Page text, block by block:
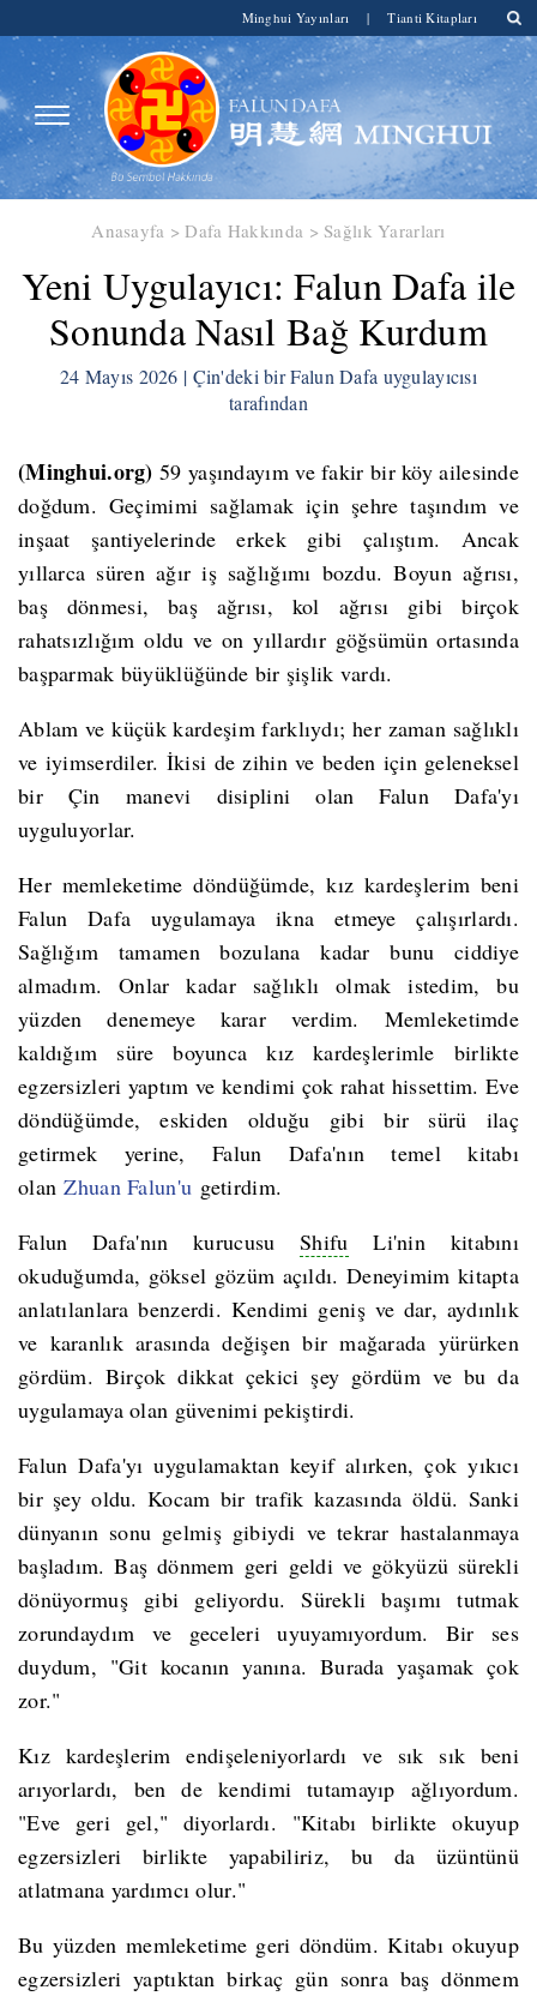
Minghui Yayınları | Tianti Kitapları
Anasayfa >Dafa Hakkında >Sağlık Yararları
​Yeni Uygulayıcı: Falun Dafa ile
Sonunda Nasıl Bağ Kurdum
24 Mayıs 2026 | Çin'deki bir Falun Dafa uygulayıcısı
tarafından
(Minghui.org)59 yaşındayım ve fakir bir köy ailesinde
doğdum. Geçimimi sağlamak için şehre taşındım ve
inşaat şantiyelerinde erkek gibi çalıştım. Ancak
yıllarca süren ağır iş sağlığımı bozdu. Boyun ağrısı,
baş dönmesi, baş ağrısı, kol ağrısı gibi birçok
rahatsızlığım oldu ve on yıllardır göğsümün ortasında
başparmak büyüklüğünde bir şişlik vardı.
Ablam ve küçük kardeşim farklıydı; her zaman sağlıklı
ve iyimserdiler. İkisi de zihin ve beden için geleneksel
bir Çin manevi disiplini olan Falun Dafa'yı
uyguluyorlar.
Her memleketime döndüğümde, kız kardeşlerim beni
Falun Dafa uygulamaya ikna etmeye çalışırlardı.
Sağlığım tamamen bozulana kadar bunu ciddiye
almadım. Onlar kadar sağlıklı olmak istedim, bu
yüzden denemeye karar verdim. Memleketimde
kaldığım süre boyunca kız kardeşlerimle birlikte
egzersizleri yaptım ve kendimi çok rahat hissettim. Eve
döndüğümde, eskiden olduğu gibi bir sürü ilaç
getirmek yerine, Falun Dafa'nın temel kitabı
olanZhuan Falun'u getirdim.
Falun Dafa'nın kurucusuShifu Li'nin kitabını
okuduğumda, göksel gözüm açıldı. Deneyimim kitapta
anlatılanlara benzerdi. Kendimi geniş ve dar, aydınlık
ve karanlık arasında değişen bir mağarada yürürken
gördüm. Birçok dikkat çekici şey gördüm ve bu da
uygulamaya olan güvenimi pekiştirdi.
Falun Dafa'yı uygulamaktan keyif alırken, çok yıkıcı
bir şey oldu. Kocam bir trafik kazasında öldü. Sanki
dünyanın sonu gelmiş gibiydi ve tekrar hastalanmaya
başladım. Baş dönmem geri geldi ve gökyüzü sürekli
dönüyormuş gibi geliyordu. Sürekli başımı tutmak
zorundaydım ve geceleri uyuyamıyordum. Bir ses
duydum, "Git kocanın yanına. Burada yaşamak çok
zor."
Kız kardeşlerim endişeleniyorlardı ve sık sık beni
arıyorlardı, ben de kendimi tutamayıp ağlıyordum.
"Eve geri gel," diyorlardı. "Kitabı birlikte okuyup
egzersizleri birlikte yapabiliriz, bu da üzüntünü
atlatmana yardımcı olur."
Bu yüzden memleketime geri döndüm. Kitabı okuyup
egzersizleri yaptıktan birkaç gün sonra baş dönmem